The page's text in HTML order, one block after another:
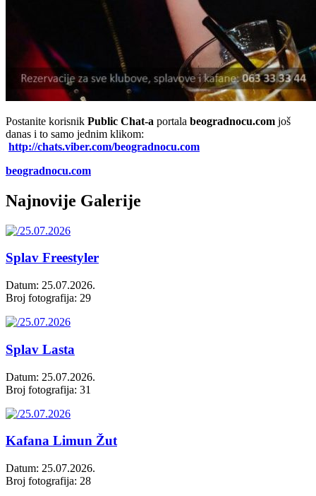
Postanite korisnik Public Chat-a portala beogradnocu.com još
danas i to samo jednim klikom:
http://chats.viber.com/beogradnocu.com
beogradnocu.com
Najnovije Galerije
Splav Freestyler
Datum: 25.07.2026.
Broj fotografija: 29
Splav Lasta
Datum: 25.07.2026.
Broj fotografija: 31
Kafana Limun Žut
Datum: 25.07.2026.
Broj fotografija: 28